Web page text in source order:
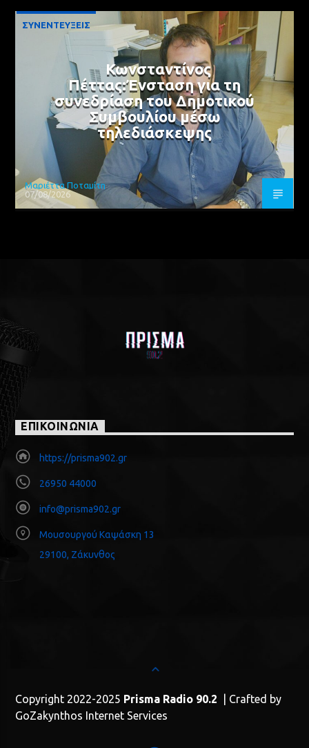
ΣΥΝΕΝΤΕΥΞΕΙΣ
Κωνσταντίνος
Πέττας:Ένσταση για τη
συνεδρίαση του Δημοτικού
Συμβουλίου μέσω
τηλεδιάσκεψης
Μαριέττα Ποταμίτη
07/08/2026
ΕΠΙΚΟΙΝΩΝΙΑ
https://prisma902.gr
26950 44000
info@prisma902.gr
Μουσουργού Καψάσκη 13
29100, Ζάκυνθος
Copyright 2022-2025 Prisma Radio 90.2 | Crafted by
GoZakynthos Internet Services